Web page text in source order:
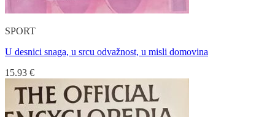
SPORT
U desnici snaga, u srcu odvažnost, u misli domovina
15.93 €